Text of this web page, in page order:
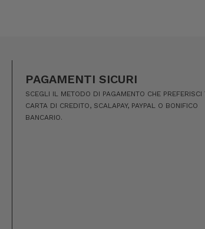
PAGAMENTI SICURI
SCEGLI IL METODO DI PAGAMENTO CHE PREFERISCI
CARTA DI CREDITO, SCALAPAY, PAYPAL O BONIFICO
BANCARIO.